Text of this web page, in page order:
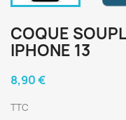
COQUE
IPHONE 13
8,90 €
TTC